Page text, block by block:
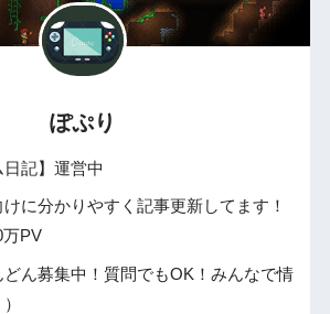
ぽぷり
日記】運営中
に分かりやすく記事更新してます！
万PV
ん募集中！質問でもOK！みんなで情